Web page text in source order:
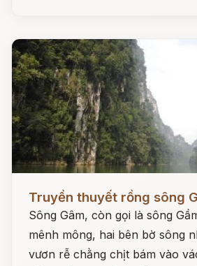
Đọc ngay
Truyền thuyết rồng sông
Sông Gâm, còn gọi là sông
mênh mông, hai bên bờ sông
vươn rễ chằng chịt bám vào